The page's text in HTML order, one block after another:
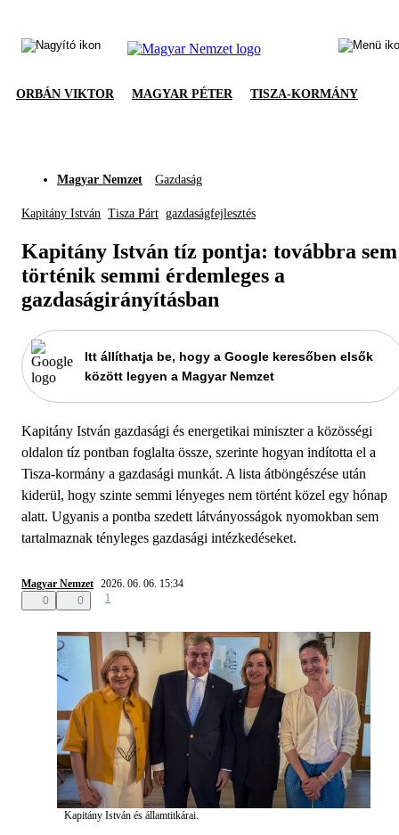
ORBÁN VIKTOR MAGYAR PÉTER TISZA-KORMÁNY
Magyar Nemzet Gazdaság
Kapitány István Tisza Párt gazdaságfejlesztés
Kapitány István tíz pontja: továbbra sem
történik semmi érdemleges a
gazdaságirányításban
Itt állíthatja be, hogy a Google keresőben elsők
között legyen a Magyar Nemzet
Kapitány István gazdasági és energetikai miniszter a közösségi
oldalon tíz pontban foglalta össze, szerinte hogyan indította el a
Tisza-kormány a gazdasági munkát. A lista átböngészése után
kiderül, hogy szinte semmi lényeges nem történt közel egy hónap
alatt. Ugyanis a pontba szedett látványosságok nyomokban sem
tartalmaznak tényleges gazdasági intézkedéseket.
Magyar Nemzet 2026. 06. 06. 15:34
0
0 1
Kapitány István és államtitkárai.